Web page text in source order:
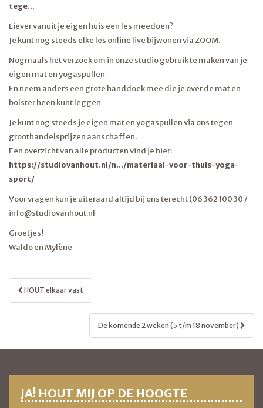
tege…
Liever vanuit je eigen huis een les meedoen?
Je kunt nog steeds elke les online live bijwonen via ZOOM.
Nogmaals het verzoek om in onze studio gebruik te maken van je
eigen mat en yogaspullen.
En neem anders een grote handdoek mee die je over de mat en
bolster heen kunt leggen
Je kunt nog steeds je eigen mat en yogaspullen via ons tegen
groothandelsprijzen aanschaffen.
Een overzicht van alle producten vind je hier:
https://studiovanhout.nl/n…/materiaal-voor-thuis-yoga-
sport/
Voor vragen kun je uiteraard altijd bij ons terecht (06 362 100 30 /
info@studiovanhout.nl
Groetjes!
Waldo en Mylène
BERICHT
NAVIGATIE
HOUT elkaar vast
De komende 2 weken (5 t/m 18 november)
JA! HOUT MIJ OP DE HOOGTE